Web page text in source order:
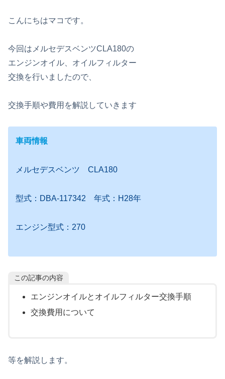
こんにちはマコです。
今回はメルセデスベンツCLA180の
エンジンオイル、オイルフィルター
交換を行いましたので、
交換手順や費用を解説していきます
車両情報
メルセデスベンツ CLA180
型式：DBA-117342 年式：H28年
エンジン型式：270
この記事の内容
エンジンオイルとオイルフィルター交換手順
交換費用について
等を解説します。